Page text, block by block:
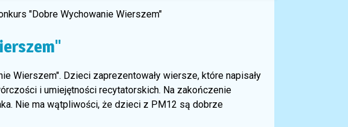
"Dobre Wychowanie Wierszem"
Wierszem". Dzieci zaprezentowały wiersze, które napisały
i umiejętności recytatorskich. Na zakończenie
Nie ma wątpliwości, że dzieci z PM12 są dobrze